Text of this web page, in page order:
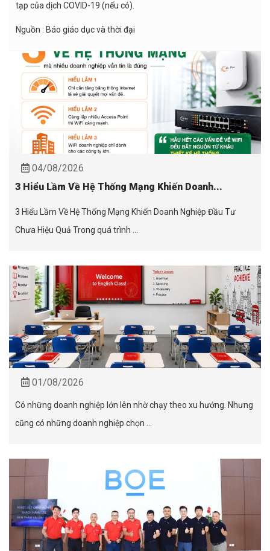
tạp của dịch COVID-19 (nếu có).
Nguồn : Báo giáo dục và thời đại
04/08/2026
3 Hiểu Lầm Về Hệ Thống Mạng Khiến Doanh...
3 Hiểu Lầm Về Hệ Thống Mạng Khiến Doanh Nghiệp Đầu Tư
Chưa Hiệu Quả Trong quá trình ...
01/08/2026
Có những doanh nghiệp lớn lên nhờ chạy theo xu hướng. Nhưng
cũng có những doanh nghiệp chọn ...